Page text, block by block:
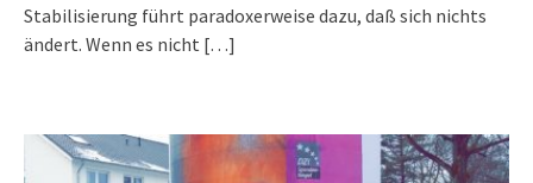
Stabilisierung führt paradoxerweise dazu, daß sich nichts
ändert. Wenn es nicht […]